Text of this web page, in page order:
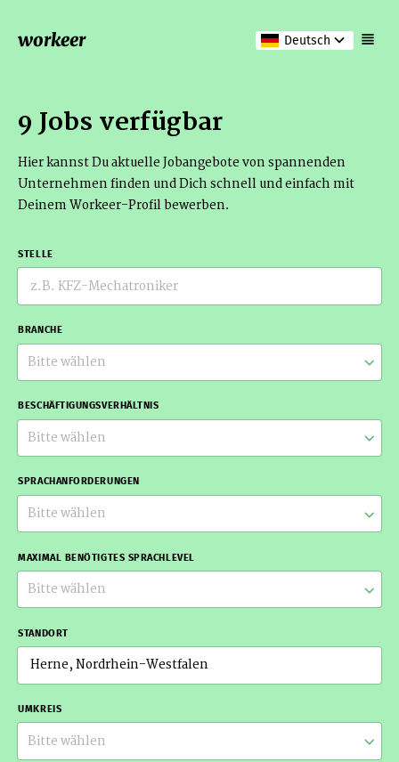
workeer Deutsch
9 Jobs verfügbar
Hier kannst Du aktuelle Jobangebote von spannenden
Unternehmen finden und Dich schnell und einfach mit
Deinem Workeer-Profil bewerben.
STELLE
BRANCHE
Bitte wählen
BESCHÄFTIGUNGSVERHÄLTNIS
Bitte wählen
SPRACHANFORDERUNGEN
Bitte wählen
MAXIMAL BENÖTIGTES SPRACHLEVEL
Bitte wählen
STANDORT
UMKREIS
Bitte wählen